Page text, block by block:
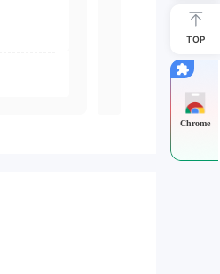
CXM Group
TOP
Chrome